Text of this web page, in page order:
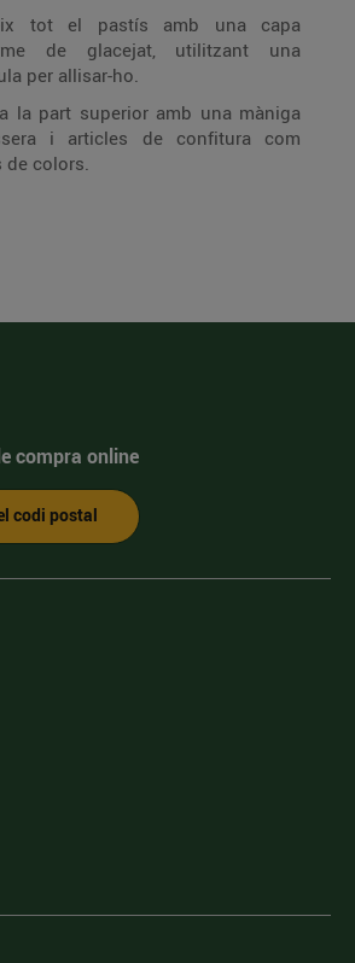
tot el pastís amb una capa
de glacejat, utilitzant una
per allisar-ho.
la part superior amb una màniga
i articles de confitura com
de colors.
compra online
codi postal